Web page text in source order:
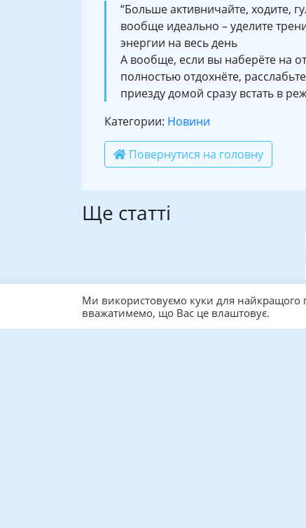
“Больше активничайте, ходите,
вообще идеально – уделите
энергии на весь день
А вообще, если вы наберёте на
полностью отдохнёте,
приезду домой сразу встать в
Категории: Новини
Повернутися на головну
Ще статті
Ми використовуємо куки для найкращого
вважатимемо, що Вас це влаштовує.